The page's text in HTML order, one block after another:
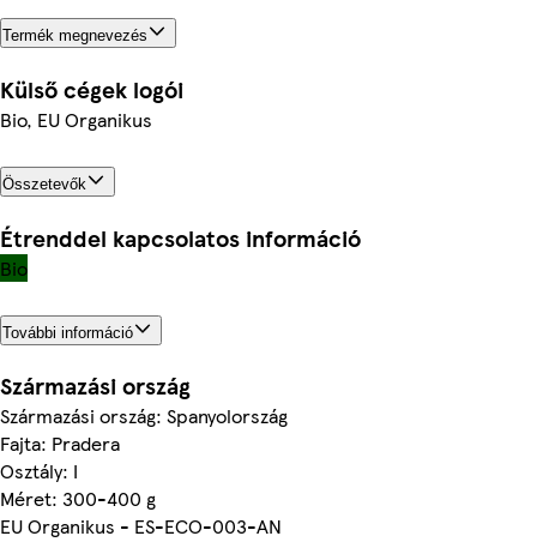
Termék megnevezés
Külső cégek logói
Bio, EU Organikus
Összetevők
Étrenddel kapcsolatos információ
Bio
További információ
Származási ország
Származási ország: Spanyolország
Fajta: Pradera
Osztály: I
Méret: 300-400 g
EU Organikus - ES-ECO-003-AN